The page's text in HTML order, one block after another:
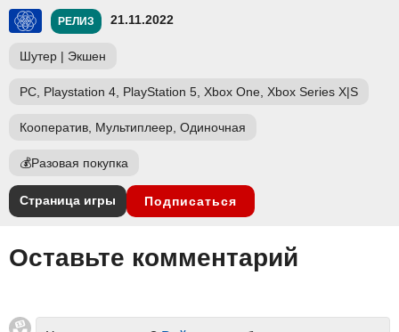
РЕЛИЗ 21.11.2022
Шутер | Экшен
PC, Playstation 4, PlayStation 5, Xbox One, Xbox Series X|S
Кооператив, Мультиплеер, Одиночная
💰Разовая покупка
Страница игры Подписаться
Оставьте комментарий